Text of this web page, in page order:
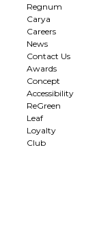
Regnum
Carya
Careers
News
Contact Us
Awards
Concept
Accessibility
ReGreen
Leaf
Loyalty
Club